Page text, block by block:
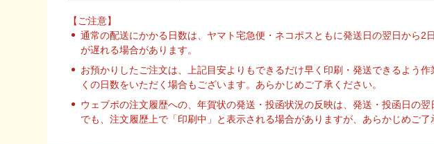
【ご注意】
通常の配送にかかる日数は、ヤマト宅急便・ネコポスともに発送日の翌日から2
が遅れる場合があります。
お預かりしたご注文は、上記目安よりもできるだけ早く印刷・発送できるよう
くの日数をいただく場合もございます。あらかじめご了承ください。
ウェブポの注文履歴への、年賀状の発送・投函状況の反映は、発送・投函日の
でも、注文履歴上で「印刷中」と表示される場合がありますが、あらかじめご了